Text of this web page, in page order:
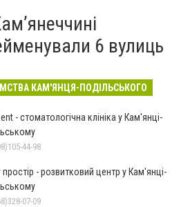
6 вулиць
КАМ'ЯНЦЯ-ПОДІЛЬСЬКОГО
- стоматологічна клініка у Кам'янці-
44-98
простір - розвитковий центр у Кам'янці-
07-09